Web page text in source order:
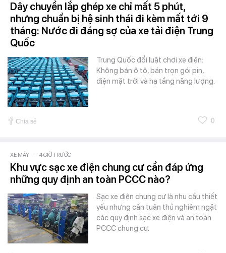
Dây chuyền lắp ghép xe chỉ mất 5 phút,
nhưng chuẩn bị hệ sinh thái đi kèm mất tới 9
tháng: Nước đi đáng sợ của xe tải điện Trung
Quốc
Trung Quốc đổi luật chơi xe điện:
Không bán ô tô, bán trọn gói pin,
điện mặt trời và hạ tầng năng lượng.
Chia sẻ 0
XE MÁY - 4 GIỜ TRƯỚC
Khu vực sạc xe điện chung cư cần đáp ứng
những quy định an toàn PCCC nào?
Sạc xe điện chung cư là nhu cầu thiết
yếu nhưng cần tuân thủ nghiêm ngặt
các quy định sạc xe điện và an toàn
PCCC chung cư.